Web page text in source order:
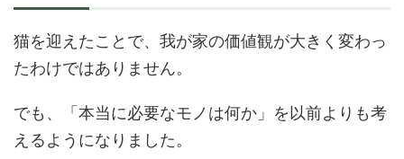
猫を迎えたことで、我が家の価値観が大きく変わっ
たわけではありません。
でも、「本当に必要なモノは何か」を以前よりも考
えるようになりました。